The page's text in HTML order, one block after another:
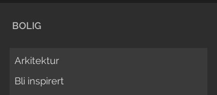
BOLIG
Arkitektur
Bli inspirert